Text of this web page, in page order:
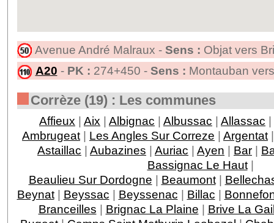
Avenue André Malraux - Sens : Objat vers
A20 - PK : 274+450 - Sens : Montauban
Corrèze (19) : Les communes
Affieux | Aix | Albignac | Albussac | Allassac |
Ambrugeat | Les Angles Sur Correze | Argentat
Astaillac | Aubazines | Auriac | Ayen | Bar |
Bassignac Le Haut|
Beaulieu Sur Dordogne | Beaumont|
Beynat| Beyssac | Beyssenac | Billac |
Branceilles | Brignac La Plaine | Brive La